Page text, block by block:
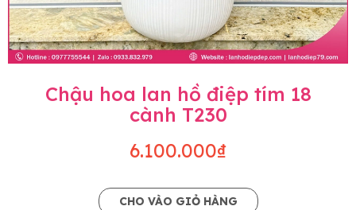
Chậu hoa lan hồ điệp tím 18
cành T230
6.100.000₫
CHO VÀO GIỎ HÀNG